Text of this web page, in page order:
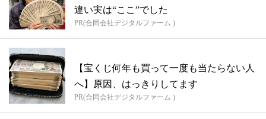
違い実は“ここ”でした
PR(合同会社デジタルファーム )
【宝くじ何年も買って一度も当たらない人
へ】原因、はっきりしてます
PR(合同会社デジタルファーム )